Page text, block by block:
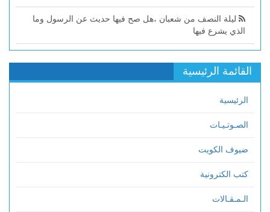
ليلة النصف من شعبان ،هل صح فيها حديث عن الرسول وما
الذي يشرع فيها
القائمة الرئيسية
الرئيسية
الصـوتـيـات
ضيوف الكويت
كتب الكترونية
الـمـقـالات